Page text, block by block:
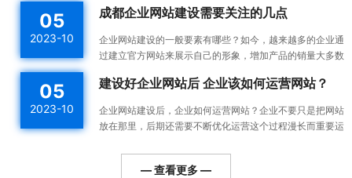
所以...
05
2023-10
成都企业网站建设需要关注的几点
企业网站建设的一般要素有哪些？如今，越来越多的企业通
过建立官方网站来展示自己的形象，增加产品的销量大多数
一件...
05
2023-10
建设好企业网站后 企业该如何运营网站？
企业网站建设后，企业如何运营网站？企业不要只是把网站
放在那里，后期还需要不断优化运营这个过程漫长而重要运
助更...
— 查看更多 —